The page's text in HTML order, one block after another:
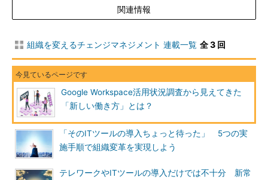
関連情報
組織を変えるチェンジマネジメント 連載一覧 全 3 回
Google Workspace活用状況調査から見えてきた
「新しい働き方」とは？
「そのITツールの導入ちょっと待った」 5つの実
施手順で組織変革を実現しよう
テレワークやITツールの導入だけでは不十分 新常